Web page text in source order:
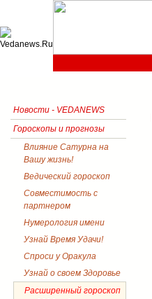
Новости - VEDANEWS
Гороскопы и прогнозы
Влияние Сатурна на
Вашу жизнь!
Ведический гороскоп
Совместимость с
партнером
Нумерология имени
Узнай Время Удачи!
Спроси у Оракула
Узнай о своем Здоровье
Расширенный гороскоп